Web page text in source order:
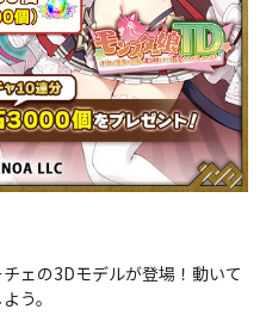
ェの3Dモデルが登場！動いて
う。